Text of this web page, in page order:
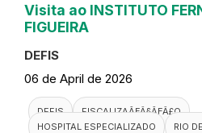
Visita ao INSTITUTO
FIGUEIRA
DEFIS
06 de April de 2026
DEFIS
FISCALIZAÃƑÂ§ÃƑÂ£O
HOSPITAL ESPECIALIZADO
RIO